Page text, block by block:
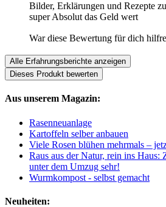
Bilder, Erklärungen und Rezepte
super Absolut das Geld wert
War diese Bewertung für dich
Alle Erfahrungsberichte anzeigen
Dieses Produkt bewerten
Aus unserem Magazin:
Rasenneuanlage
Kartoffeln selber anbauen
Viele Rosen blühen mehrmals –
Raus aus der Natur, rein ins Haus:
unter dem Umzug sehr!
Wurmkompost - selbst gemacht
Neuheiten: